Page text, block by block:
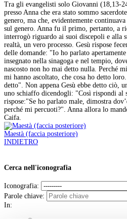
Tra gli evangelisti solo Giovanni (18,13-
presso Anna che era stato sommo
genero, ma che, evidentemente
sul genero. Anna fu il primo, pertanto, a
interrogò riguardo ai suoi discepoli e alla
realtà, un vero processo. Gesù rispose
delle domande: "Io ho parlato
insegnato nella sinagoga e nel tempio,
nascosto non ho mai detto nulla. Perché
mi hanno ascoltato, che cosa ho detto
detto". Non appena Gesù ebbe detto ciò,
uno schiaffo dicendogli: "Così rispondi al
rispose:"Se ho parlato male, dimostra
perché mi percuoti?". Anna allora lo
Caifa.
Maestà (faccia posteriore)
INDIETRO
Cerca nell'iconografia
Iconografia:
Parole chiave:
In: